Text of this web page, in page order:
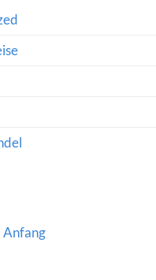
Anfang